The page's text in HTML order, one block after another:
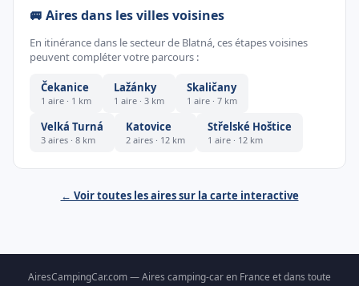
🚐 Aires dans les villes voisines
En itinérance dans le secteur de Blatná, ces étapes voisines
peuvent compléter votre parcours :
Čekanice
1 aire · 1 km
Lažánky
1 aire · 3 km
Skaličany
1 aire · 7 km
Velká Turná
3 aires · 8 km
Katovice
2 aires · 12 km
Střelské Hoštice
1 aire · 12 km
← Voir toutes les aires sur la carte interactive
AiresCampingCar.com — Aires camping-car en France et dans toute